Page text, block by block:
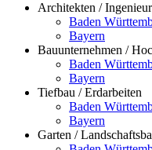
Architekten /
Baden
Bayern
Bauunternehmen /
Baden
Bayern
Tiefbau / Erdarbeiten
Baden
Bayern
Garten /